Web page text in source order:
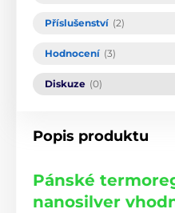
Příslušenství (2)
Hodnocení (3)
Diskuze (0)
Popis produktu
Pánské
nanosilver